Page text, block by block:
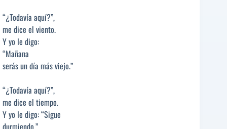
“¿Todavía aquí?”,
me dice el viento.
Y yo le digo:
“Mañana
serás un día más viejo.”
“¿Todavía aquí?”,
me dice el tiempo.
Y yo le digo: “Sigue